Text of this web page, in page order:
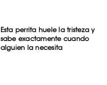
Esta perrita huele la tristeza y
sabe exactamente cuando
alguien la necesita